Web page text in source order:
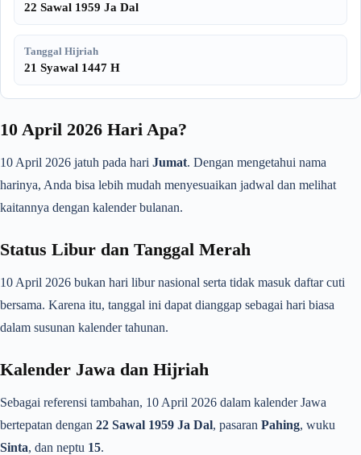
22 Sawal 1959 Ja Dal
Tanggal Hijriah
21 Syawal 1447 H
10 April 2026 Hari Apa?
10 April 2026 jatuh pada hari Jumat. Dengan mengetahui nama
harinya, Anda bisa lebih mudah menyesuaikan jadwal dan melihat
kaitannya dengan kalender bulanan.
Status Libur dan Tanggal Merah
10 April 2026 bukan hari libur nasional serta tidak masuk daftar cuti
bersama. Karena itu, tanggal ini dapat dianggap sebagai hari biasa
dalam susunan kalender tahunan.
Kalender Jawa dan Hijriah
Sebagai referensi tambahan, 10 April 2026 dalam kalender Jawa
bertepatan dengan 22 Sawal 1959 Ja Dal, pasaran Pahing, wuku
Sinta, dan neptu 15.